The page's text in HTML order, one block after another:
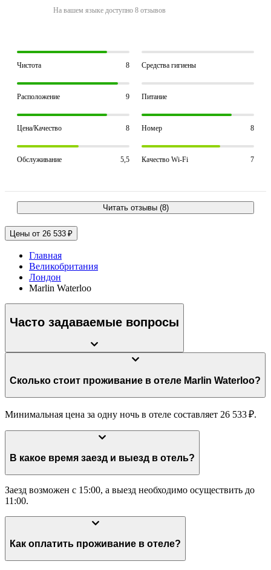
На вашем языке доступно 8 отзывов
Чистота 8 Средства гигиены
Расположение 9 Питание
Цена/Качество 8 Номер 8
Обслуживание 5,5 Качество Wi-Fi 7
Читать отзывы (8)
Цены от 26 533 ₽
Главная
Великобритания
Лондон
Marlin Waterloo
Часто задаваемые вопросы
Сколько стоит проживание в отеле Marlin Waterloo?
Минимальная цена за одну ночь в отеле составляет 26 533 ₽.
В какое время заезд и выезд в отель?
Заезд возможен с 15:00, а выезд необходимо осуществить до
11:00.
Как оплатить проживание в отеле?